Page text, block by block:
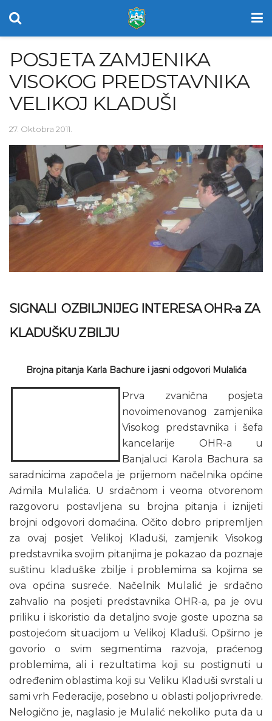
POSJETA ZAMJENIKA
VISOKOG PREDSTAVNIKA
VELIKOJ KLADUŠI
27. Oktobra 2011.
SIGNALI OZBILJNIJEG INTERESA OHR-a ZA
KLADUŠKU ZBILJU
Brojna pitanja Karla Bachure i jasni odgovori Mulalića
Prva zvanična posjeta
novoimenovanog zamjenika
Visokog predstavnika i šefa
kancelarije OHR-a u
Banjaluci Karola Bachura sa
saradnicima započela je prijemom načelnika općine
Admila Mulalića. U srdačnom i veoma otvorenom
razgovoru postavljena su brojna pitanja i iznijeti
brojni odgovori domaćina. Očito dobro pripremljen
za ovaj posjet Velikoj Kladuši, zamjenik Visokog
predstavnika svojim pitanjima je pokazao da poznaje
suštinu kladuške zbilje i problemima sa kojima se
ova općina susreće. Načelnik Mulalić je srdačno
zahvalio na posjeti predstavnika OHR-a, pa je ovu
priliku i iskoristio da detaljno svoje goste upozna sa
postojećom situacijom u Velikoj Kladuši. Opširno je
govorio o svim segmentima razvoja, praćenog
problemima, ali i rezultatima koji su postignuti u
određenim oblastima koji su Veliku Kladuši svrstali u
sami vrh Federacije, posebno u oblasti poljoprivrede.
Nelogično je, naglasio je Mulalić nekoliko puta da u